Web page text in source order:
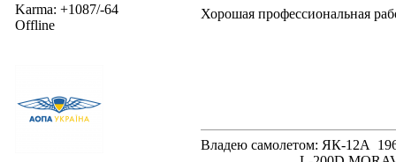
Karma: +1087/-64
Offline
Хорошая профессиональная
Владею самолетом: ЯК-12А